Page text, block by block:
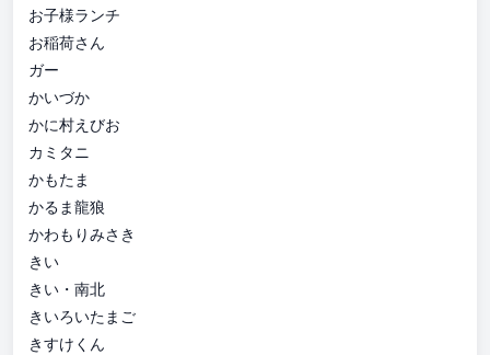
お子様ランチ
お稲荷さん
ガー
かいづか
かに村えびお
カミタニ
かもたま
かるま龍狼
かわもりみさき
きい
きい・南北
きいろいたまご
きすけくん